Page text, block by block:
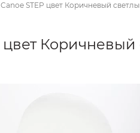
STEP цвет Коричневый
Коричневый